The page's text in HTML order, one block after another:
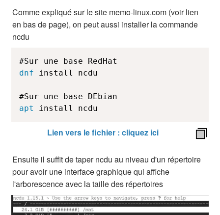
Comme expliqué sur le site memo-linux.com (voir lien
en bas de page), on peut aussi installer la commande
ncdu
dnf install ncdu
apt
install ncdu
Lien vers le fichier : cliquez ici
Ensuite il suffit de taper ncdu au niveau d'un répertoire
pour avoir une interface graphique qui affiche
l'arborescence avec la taille des répertoires